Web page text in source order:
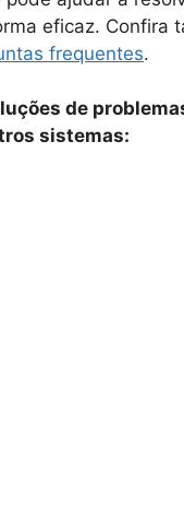
eficaz. Confira
frequentes.
de
sistemas: